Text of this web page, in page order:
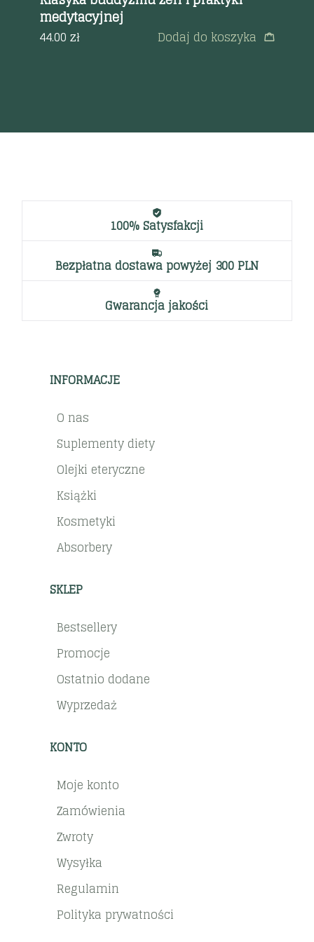
medytacyjnej
44.00zł Dodaj do koszyka
100% Satysfakcji
Bezpłatna dostawa powyżej 300 PLN
Gwarancja jakości
INFORMACJE
O nas
Suplementy diety
Olejki eteryczne
Książki
Kosmetyki
Absorbery
SKLEP
Bestsellery
Promocje
Ostatnio dodane
Wyprzedaż
KONTO
Moje konto
Zamówienia
Zwroty
Wysyłka
Regulamin
Polityka prywatności